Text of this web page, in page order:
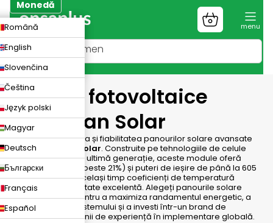
Treci
la
conținut
Monedă
Română
English
Slovenčina
Čeština
Język polski
Magyar
Deutsch
Български
Français
Español
Coş
de
cumpărături
Module fotovoltaice
Canadian Solar
Descoperiți puterea și fiabilitatea panourilor solare avansate
de laCanadian Solar. Construite pe tehnologiile de celule
PERC și TOPCon de ultimă generație, aceste module oferă
eficiențe ridicate (peste 21%) și puteri de ieșire de până la 605
W, menținând în același timp coeficienți de temperatură
scăzuti și o durabilitate excelentă. Alegeți panourile solare
Canadian Solar pentru a maximiza randamentul energetic, a
reduce costurile sistemului și a investi într-un brand de
încredere cu decenii de experiență în implementare globală.